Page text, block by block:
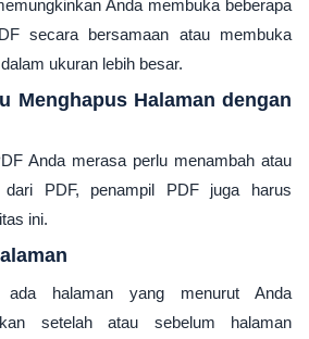
Anda membuka beberapa
secara bersamaan atau membuka
ukuran lebih besar.
Menghapus Halaman dengan
Anda merasa perlu menambah atau
dari PDF, penampil PDF juga harus
ini.
ada halaman yang menurut Anda
setelah atau sebelum halaman